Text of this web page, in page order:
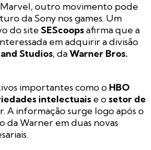
outro movimento pode
da Sony nos games. Um
do site SEScoopsafirma que a
em adquirir a divisão
Studios, daWarner Bros.
importantes como o HBO
intelectuais e osetor de
A informação surge logo após o
da Warner em duas novas